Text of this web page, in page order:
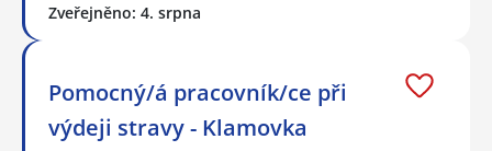
Zveřejněno: 4. srpna
Pomocný/á pracovník/ce při
výdeji stravy - Klamovka